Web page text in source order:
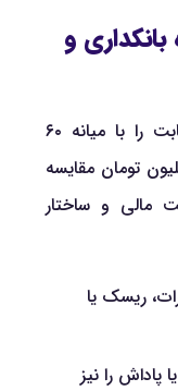
و
برای ارزیابی یک پیشنهاد، ابتدا حقوق ثابت را با میانه ۶۰
و بازه میانی ۴۰ تا ۹۷.۵ میلیون تومان مقایسه
مالی و ساختار
ریسک یا
را نیز